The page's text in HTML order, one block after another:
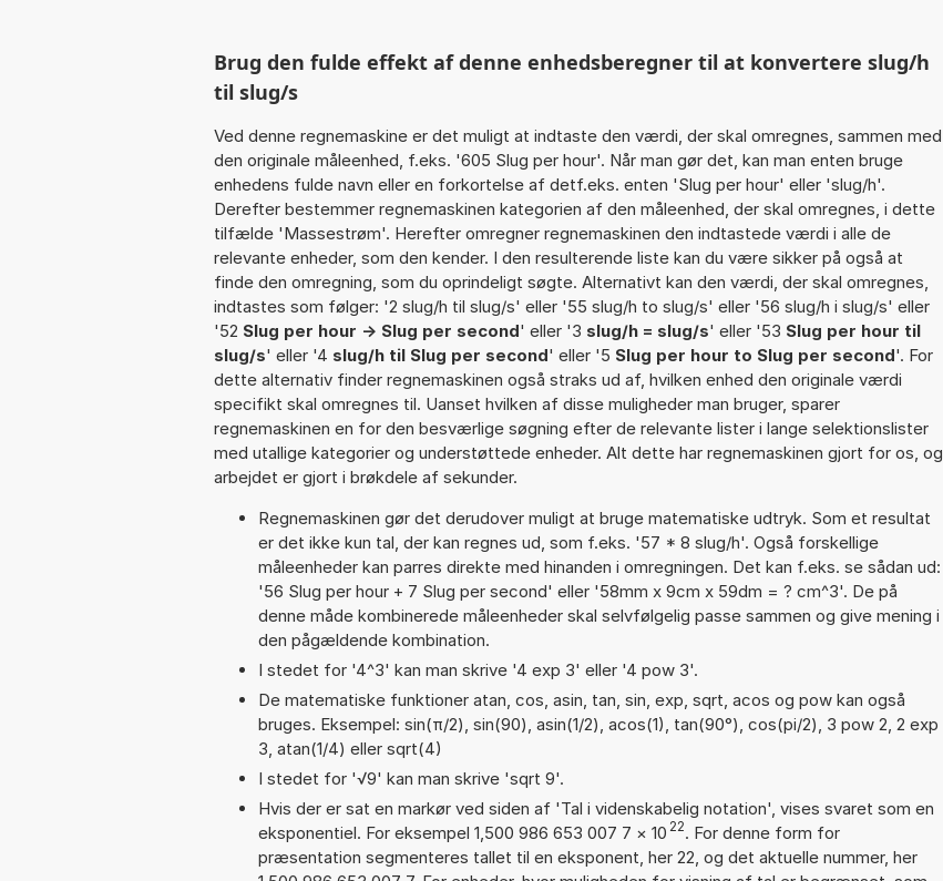
Brug den fulde effekt af denne enhedsberegner til at konvertere slug/h
til slug/s
Ved denne regnemaskine er det muligt at indtaste den værdi, der skal omregnes, sammen med
den originale måleenhed, f.eks. '605 Slug per hour'. Når man gør det, kan man enten bruge
enhedens fulde navn eller en forkortelse af detf.eks. enten 'Slug per hour' eller 'slug/h'.
Derefter bestemmer regnemaskinen kategorien af den måleenhed, der skal omregnes, i dette
tilfælde 'Massestrøm'. Herefter omregner regnemaskinen den indtastede værdi i alle de
relevante enheder, som den kender. I den resulterende liste kan du være sikker på også at
finde den omregning, som du oprindeligt søgte. Alternativt kan den værdi, der skal omregnes,
indtastes som følger: '2 slug/h til slug/s' eller '55 slug/h to slug/s' eller '56 slug/h i slug/s' eller
'52 Slug per hour -> Slug per second' eller '3 slug/h = slug/s' eller '53 Slug per hour til
slug/s' eller '4 slug/h til Slug per second' eller '5 Slug per hour to Slug per second'. For
dette alternativ finder regnemaskinen også straks ud af, hvilken enhed den originale værdi
specifikt skal omregnes til. Uanset hvilken af disse muligheder man bruger, sparer
regnemaskinen en for den besværlige søgning efter de relevante lister i lange selektionslister
med utallige kategorier og understøttede enheder. Alt dette har regnemaskinen gjort for os, og
arbejdet er gjort i brøkdele af sekunder.
Regnemaskinen gør det derudover muligt at bruge matematiske udtryk. Som et resultat
er det ikke kun tal, der kan regnes ud, som f.eks. '57 * 8 slug/h'. Også forskellige
måleenheder kan parres direkte med hinanden i omregningen. Det kan f.eks. se sådan ud:
'56 Slug per hour + 7 Slug per second' eller '58mm x 9cm x 59dm = ? cm^3'. De på
denne måde kombinerede måleenheder skal selvfølgelig passe sammen og give mening i
den pågældende kombination.
I stedet for '4^3' kan man skrive '4 exp 3' eller '4 pow 3'.
De matematiske funktioner atan, cos, asin, tan, sin, exp, sqrt, acos og pow kan også
bruges. Eksempel: sin(π/2), sin(90), asin(1/2), acos(1), tan(90°), cos(pi/2), 3 pow 2, 2 exp
3, atan(1/4) eller sqrt(4)
I stedet for '√9' kan man skrive 'sqrt 9'.
Hvis der er sat en markør ved siden af 'Tal i videnskabelig notation', vises svaret som en
eksponentiel. For eksempel 1,500 986 653 007 7 × 10 22. For denne form for
præsentation segmenteres tallet til en eksponent, her 22, og det aktuelle nummer, her